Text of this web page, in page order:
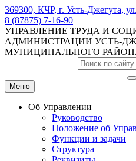
369300, КЧР, г. Усть-Джегута,
8 (87875) 7-16-90
УПРАВЛЕНИЕ ТРУДА И
АДМИНИСТРАЦИИ УСТЬ-
МУНИЦИПАЛЬНОГО
Меню
Об Управлении
Руководство
Положение об
Функции и задачи
Структура